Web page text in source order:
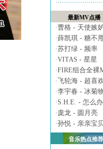
最新MV点播
·曹格 - 天使嫉
·薛凯琪 - 糖不
·苏打绿 - 频率
·VITAS - 星星
·FIRE组合全裸
· 飞轮海 - 超喜
·李宇春 - 冰菊
· S.H.E. - 怎么办
· 庞龙 - 圆月亮
·孙悦 - 亲亲宝
音乐热点推荐